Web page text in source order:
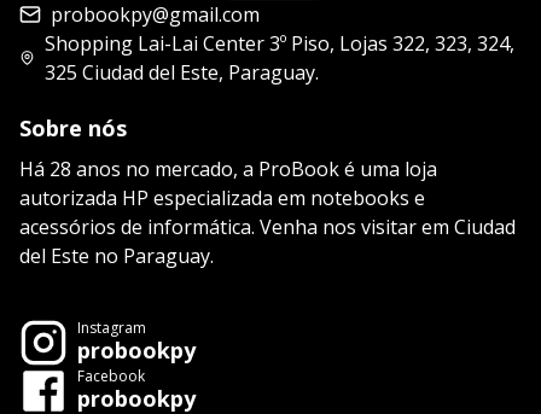
probookpy@gmail.com
Shopping Lai-Lai Center 3º Piso, Lojas 322, 323, 324,
325 Ciudad del Este, Paraguay.
Sobre nós
Há 28 anos no mercado, a ProBook é uma loja
autorizada HP especializada em notebooks e
acessórios de informática. Venha nos visitar em Ciudad
del Este no Paraguay.
Instagram
probookpy
Facebook
probookpy